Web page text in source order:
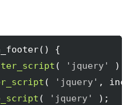
( )
{
( 'jquery' )
( 'jquery' ,
( 'jquery' )